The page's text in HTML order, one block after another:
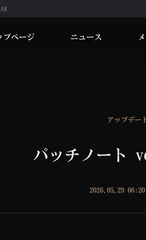
プページ ニュース
アップデー
パッチノート
2026.05.29 06:20